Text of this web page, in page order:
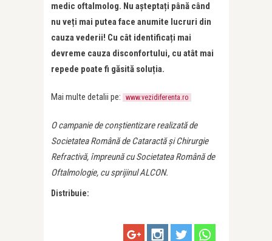
medic oftalmolog. Nu așteptați până când
nu veți mai putea face anumite lucruri din
cauza vederii! Cu cât identificați mai
devreme cauza disconfortului, cu atât mai
repede poate fi găsită soluția.
Mai multe detalii pe: www.vezidiferenta.ro
O campanie de conștientizare realizată de
Societatea Română de Cataractă și Chirurgie
Refractivă, împreună cu Societatea Română de
Oftalmologie, cu sprijinul ALCON.
Distribuie: